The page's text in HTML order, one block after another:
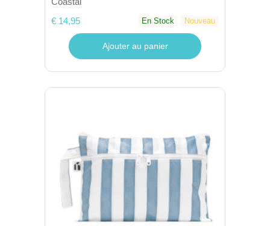
€ 14,95
En Stock Nouveau
Ajouter au panier